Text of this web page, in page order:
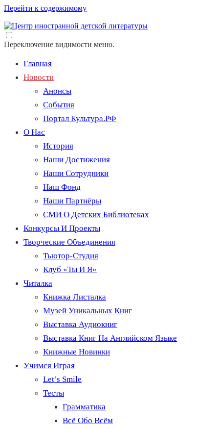
Перейти к содержимому
Переключение видимости меню.
Главная
Новости
Анонсы
События
Портал Культура.РФ
О Нас
История
Наши Достижения
Наши Сотрудники
Наш Фонд
Наши Партнёры
СМИ О Детских Библиотеках
Конкурсы И Проекты
Творческие Объединения
Тьютор-Студия
Клуб «Ты И Я»
Читалка
Книжка Листалка
Музей Уникальных Книг
Выставка Аудиокниг
Выставка Книг На Английском Языке
Книжные Новинки
Учимся Играя
Let’s Smile
Тесты
Грамматика
Всё Обо Всём